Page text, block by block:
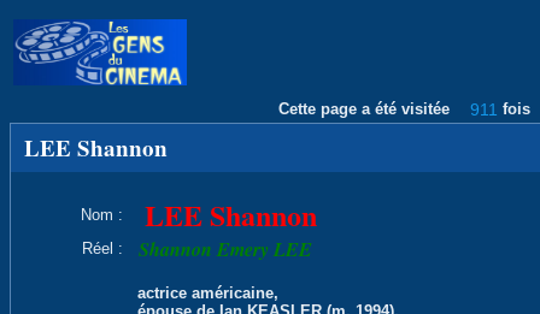
Cette page a été visitée 911 fois
LEE Shannon
Nom : LEE Shannon
Réel : Shannon Emery LEE
actrice américaine,